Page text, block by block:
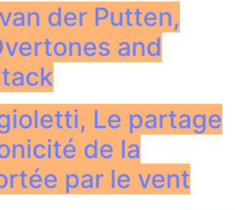
der Putten,
and
Le partage
de la
par le vent